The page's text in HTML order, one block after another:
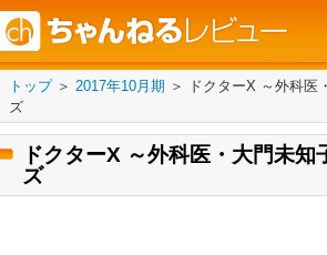
トップ＞ 2017年10月期 ＞
ドクターX ～外科医
ズ
ドクターX ～外科医・大門未知
ズ